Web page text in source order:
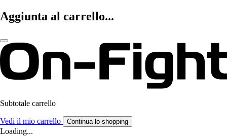
Aggiunta al carrello...
Subtotale carrello
Vedi il mio carrello Continua lo shopping
Loading...